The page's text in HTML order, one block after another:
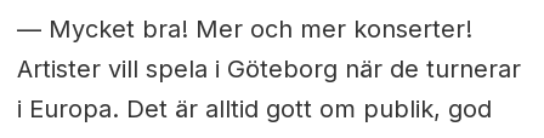
— Mycket bra! Mer och mer konserter!
Artister vill spela i Göteborg när de turnerar
i Europa. Det är alltid gott om publik, god